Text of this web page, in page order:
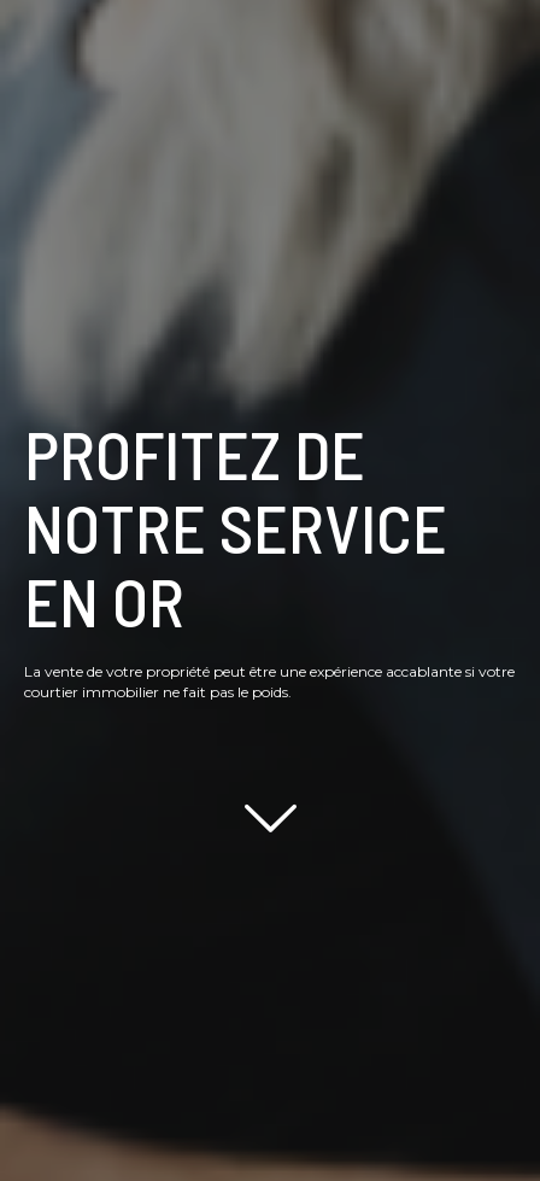
PROFITEZ DE
NOTRE SERVICE
EN OR
La vente de votre propriété peut être une expérience accablante si votre
courtier immobilier ne fait pas le poids.